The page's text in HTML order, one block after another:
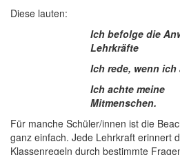
Diese lauten:
Ich befolge die
Lehrkräfte
Ich rede, wenn
Ich achte meine
Für manche Schüler/innen ist die
ganz einfach. Jede Lehrkraft erinnert
Klassenregeln durch bestimmte